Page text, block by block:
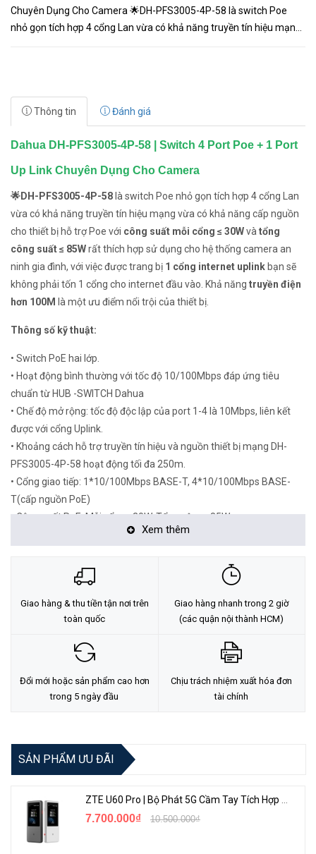
Chuyên Dụng Cho Camera 🌟DH-PFS3005-4P-58 là switch Poe
nhỏ gọn tích hợp 4 cổng Lan vừa có khả năng truyền tín hiệu mạng
Thông tin Đánh giá
Dahua DH-PFS3005-4P-58 | Switch 4 Port Poe + 1 Port
Up Link Chuyên Dụng Cho Camera
🌟DH-PFS3005-4P-58 là switch Poe nhỏ gọn tích hợp 4 cổng Lan
vừa có khả năng truyền tín hiệu mạng vừa có khả năng cấp nguồn
cho thiết bị hỗ trợ Poe với công suất mỗi cổng ≤ 30Wvà tổng
công suất ≤ 85Wrất thích hợp sử dụng cho hệ thống camera an
ninh gia đình, với việc được trang bị 1 cổng internet uplink bạn sẽ
không phải tốn 1 cổng cho internet đầu vào. Khả năng truyền điện
hơn 100M là một ưu điểm nổi trội của thiết bị.
Thông số kỹ thuật:
• Switch PoE hai lớp.
• Hoạt động bình thường với tốc độ 10/100Mbps đáp ứng tiêu
chuẩn từ HUB -SWITCH Dahua
• Chế độ mở rộng: tốc độ độc lập của port 1-4 là 10Mbps, liên kết
được với cổng Uplink.
• Khoảng cách hỗ trợ truyền tín hiệu và nguồn thiết bị mạng DH-
PFS3005-4P-58 hoạt động tối đa 250m.
• Cổng giao tiếp: 1*10/100Mbps BASE-T, 4*10/100Mbps BASE-
T(cấp nguồn PoE)
• Công suất PoE: Mỗi cổng ≤30W, Tổng cộng ≤85W
• Nguồn: DC51V/1.25A
• Chống sét: 2KV
• Kích thước (mm): 100x100x26
• Khối lượng: 259g
DH-PFS3005-4P-58
1 x 10/100 Base-T
PoE Power Consumption
IEEE802.3af, IEEE802.3at
Switching Capacity 1Gbps
Xem thêm
Giao hàng & thu tiền tận nơi trên
toàn quốc
Giao hàng nhanh trong 2 giờ
(các quận nội thành HCM)
Đổi mới hoặc sản phẩm cao hơn
trong 5 ngày đầu
Chịu trách nhiệm xuất hóa đơn
tài chính
SẢN PHẨM ƯU ĐÃI
ZTE U60 Pro | Bộ Phát 5G Cầm Tay Tích Hợp Công Nghệ WiFi 7, Pin 10000mAh
7.700.000₫ 10.500.000₫